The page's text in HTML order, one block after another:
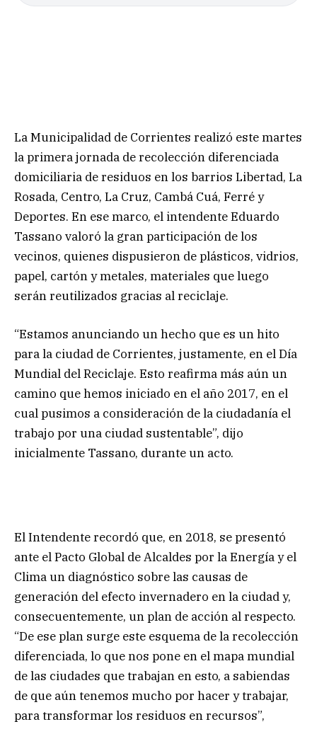
La Municipalidad de Corrientes realizó este martes
la primera jornada de recolección diferenciada
domiciliaria de residuos en los barrios Libertad, La
Rosada, Centro, La Cruz, Cambá Cuá, Ferré y
Deportes. En ese marco, el intendente Eduardo
Tassano valoró la gran participación de los
vecinos, quienes dispusieron de plásticos, vidrios,
papel, cartón y metales, materiales que luego
serán reutilizados gracias al reciclaje.
“Estamos anunciando un hecho que es un hito
para la ciudad de Corrientes, justamente, en el Día
Mundial del Reciclaje. Esto reafirma más aún un
camino que hemos iniciado en el año 2017, en el
cual pusimos a consideración de la ciudadanía el
trabajo por una ciudad sustentable”, dijo
inicialmente Tassano, durante un acto.
El Intendente recordó que, en 2018, se presentó
ante el Pacto Global de Alcaldes por la Energía y el
Clima un diagnóstico sobre las causas de
generación del efecto invernadero en la ciudad y,
consecuentemente, un plan de acción al respecto.
“De ese plan surge este esquema de la recolección
diferenciada, lo que nos pone en el mapa mundial
de las ciudades que trabajan en esto, a sabiendas
de que aún tenemos mucho por hacer y trabajar,
para transformar los residuos en recursos”,